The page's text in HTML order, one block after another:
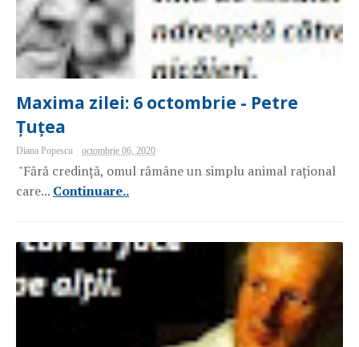
Maxima zilei: 6 octombrie - Petre
Țuțea
Diana Popescu octombrie 06, 2020
"Fără credință, omul rămâne un simplu animal rațional
care... Continuare..